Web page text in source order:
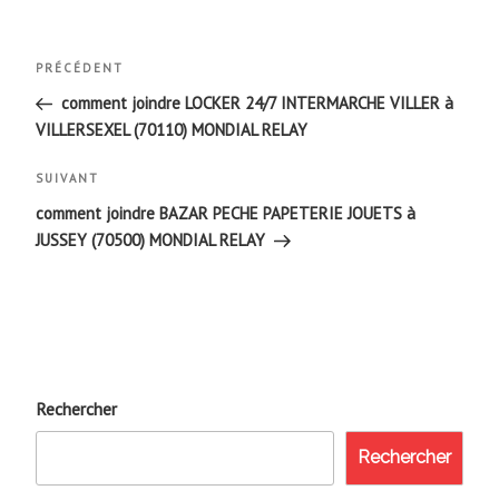
Navigation
de
l’article
Article
précédent
PRÉCÉDENT
comment joindre LOCKER 24/7 INTERMARCHE VILLER à
VILLERSEXEL (70110) MONDIAL RELAY
Article
suivant
SUIVANT
comment joindre BAZAR PECHE PAPETERIE JOUETS à
JUSSEY (70500) MONDIAL RELAY
Rechercher
Rechercher